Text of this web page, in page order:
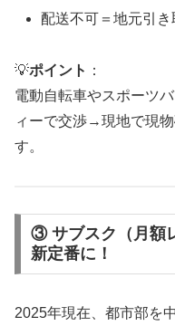
配送不可＝地元引
💡ポイント ：
電動自転車やスポーツ
ィーで交渉→現地で現
す。
③ サブスク（月額
新定番に！
2025年現在、都市部を